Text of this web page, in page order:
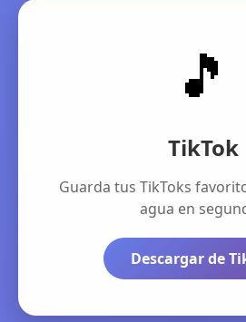
🎵
TikTok
Guarda tus TikToks
agua en
Descargar de